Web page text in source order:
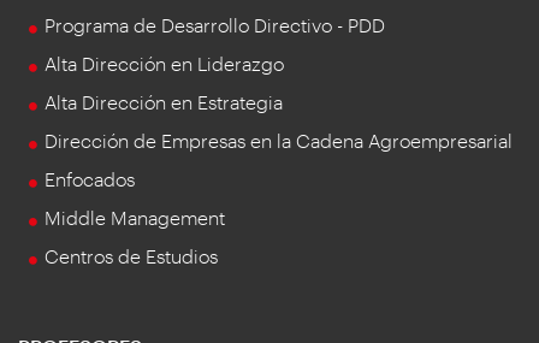
Programa de Desarrollo Directivo - PDD
Alta Dirección en Liderazgo
Alta Dirección en Estrategia
Dirección de Empresas en la Cadena Agroempresarial
Enfocados
Middle Management
Centros de Estudios